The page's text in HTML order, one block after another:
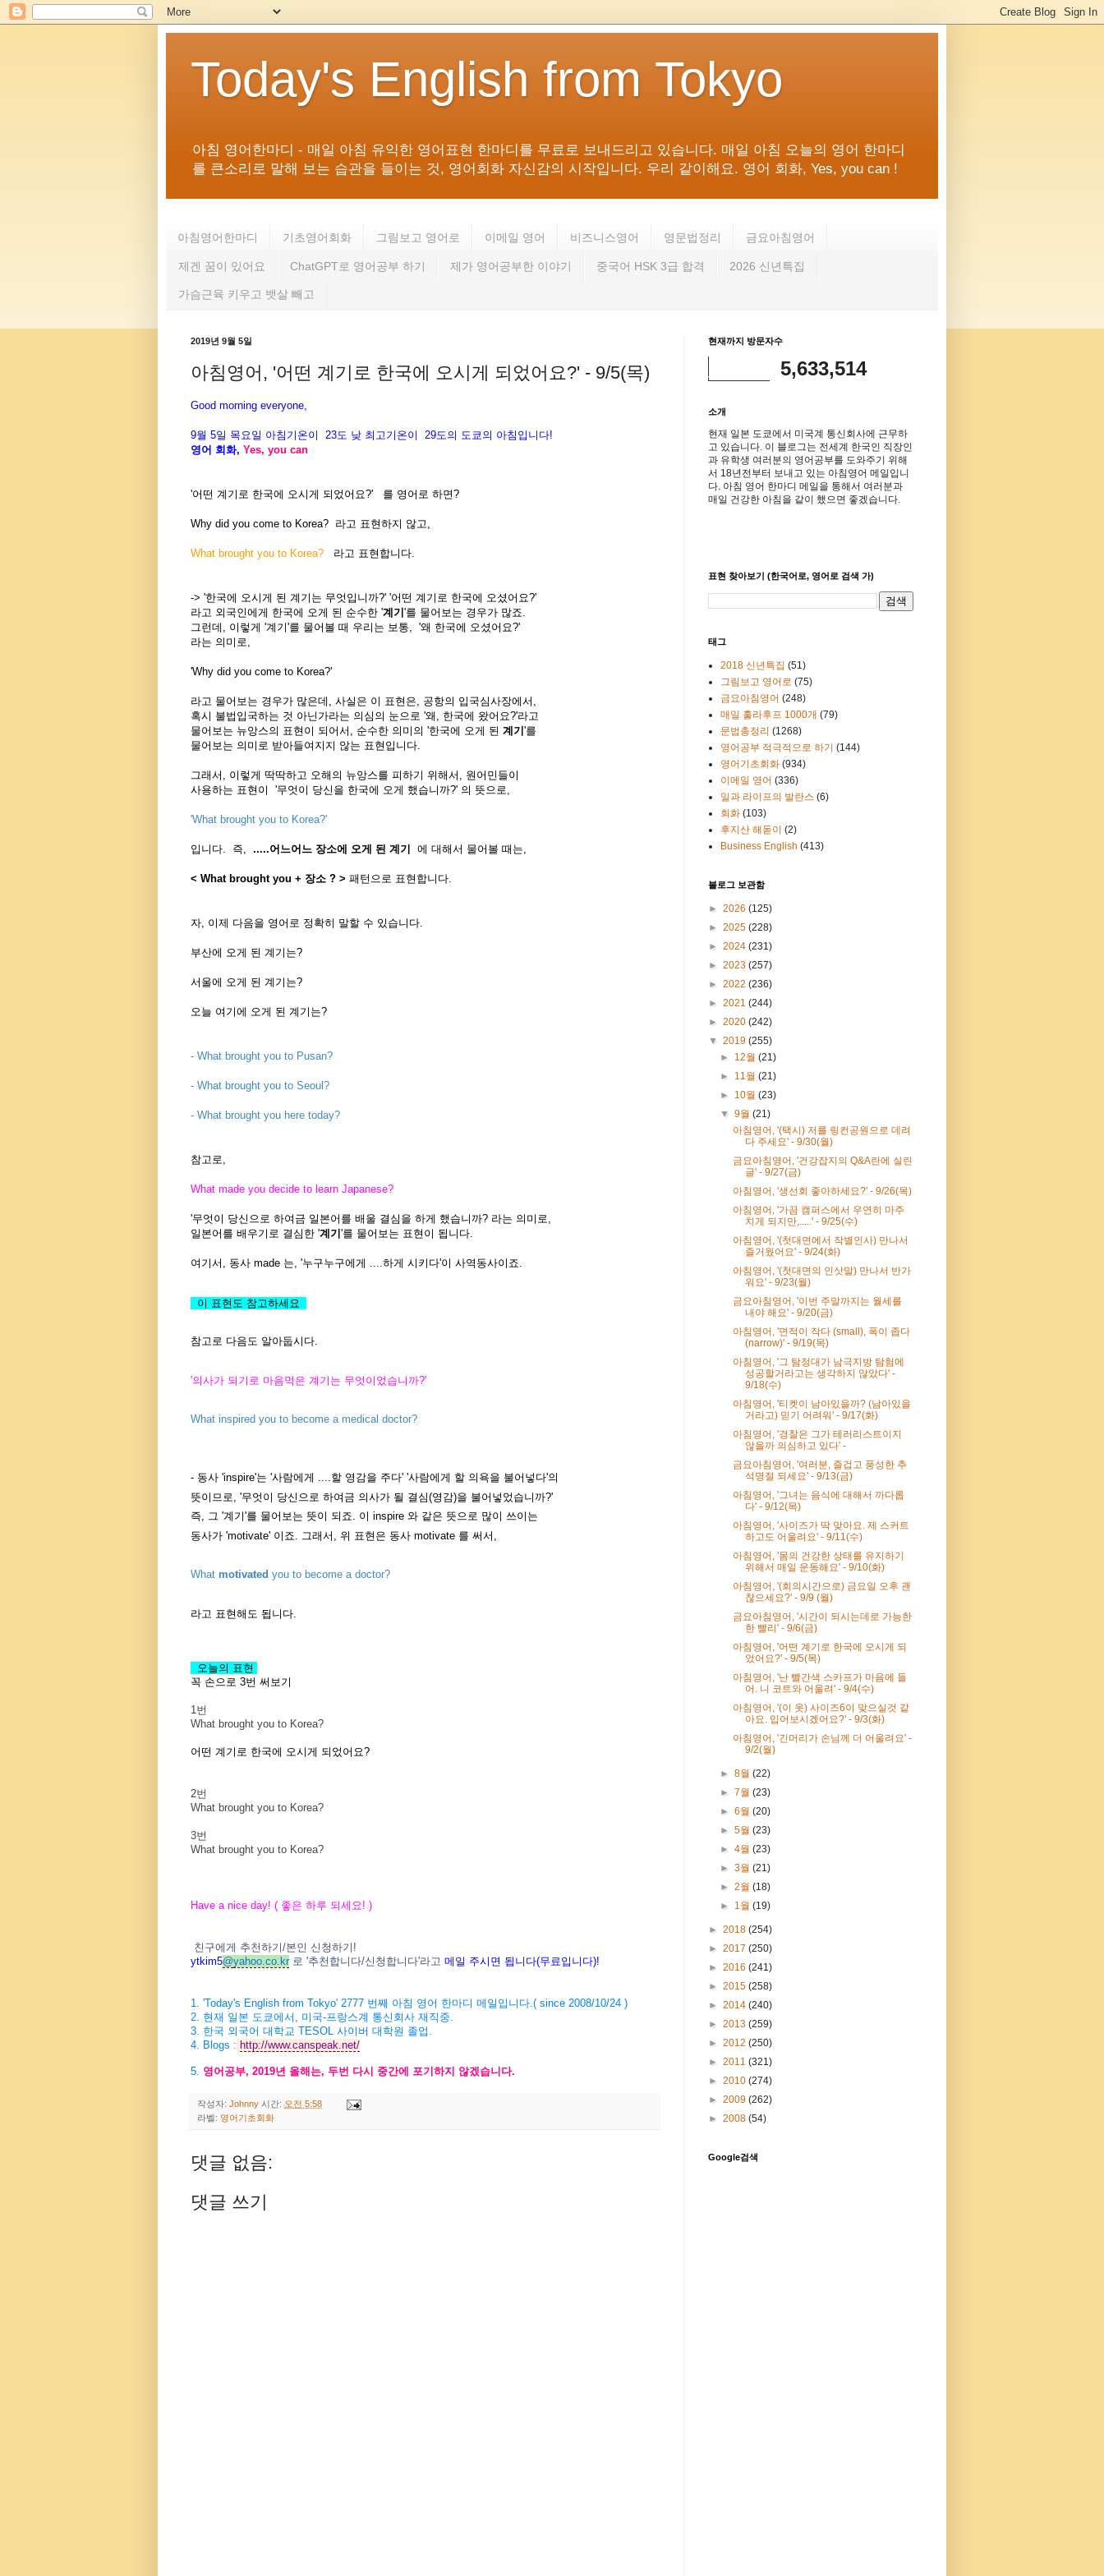
Today's English from Tokyo
아침 영어한마디 - 매일 아침 유익한 영어표현 한마디를 무료로 보내드리고 있습니다. 매일 아침 오늘의 영어 한마디
를 큰소리로 말해 보는 습관을 들이는 것, 영어회화 자신감의 시작입니다. 우리 같이해요. 영어 회화, Yes, you can !
아침영어한마디 기초영어회화 그림보고 영어로 이메일 영어 비즈니스영어 영문법정리 금요아침영어
제겐 꿈이 있어요 ChatGPT로 영어공부 하기 제가 영어공부한 이야기 중국어 HSK 3급 합격 2026 신년특집
가슴근육 키우고 뱃살 빼고
2019년 9월 5일
아침영어, '어떤 계기로 한국에 오시게 되었어요?' - 9/5(목)
Good morning everyone,
9월 5일 목요일 아침기온이 23도 낮 최고기온이 29도의 도쿄의 아침입니다!
영어 회화, Yes, you can
'어떤 계기로 한국에 오시게 되었어요?' 를 영어로 하면?
Why did you come to Korea? 라고 표현하지 않고,
What brought you to Korea? 라고 표현합니다.
-> '한국에 오시게 된 계기는 무엇입니까?' '어떤 계기로 한국에 오셨어요?'
라고 외국인에게 한국에 오게 된 순수한 '계기 '를 물어보는 경우가 많죠.
그런데, 이렇게 '계기'를 물어볼 때 우리는 보통, '왜 한국에 오셨어요?'
라는 의미로,
'Why did you come to Korea?'
라고 물어보는 경우가 많은데, 사실은 이 표현은, 공항의 입국심사장에서,
혹시 불법입국하는 것 아닌가라는 의심의 눈으로 '왜, 한국에 왔어요?'라고
물어보는 뉴앙스의 표현이 되어서, 순수한 의미의 '한국에 오게 된 계기 '를
물어보는 의미로 받아들여지지 않는 표현입니다.
그래서, 이렇게 딱딱하고 오해의 뉴앙스를 피하기 위해서, 원어민들이
사용하는 표현이 '무엇이 당신을 한국에 오게 했습니까?' 의 뜻으로,
'What brought you to Korea?'
입니다. 즉, .....어느어느 장소에 오게 된 계기 에 대해서 물어볼 때는,
< What brought you + 장소 ? > 패턴으로 표현합니다.
자, 이제 다음을 영어로 정확히 말할 수 있습니다.
부산에 오게 된 계기는?
서울에 오게 된 계기는?
오늘 여기에 오게 된 계기는?
- What brought you to Pusan?
- What brought you to Seoul?
- What brought you here today?
참고로,
What made you decide to learn Japanese?
'무엇이 당신으로 하여금 일본어를 배울 결심을 하게 했습니까? 라는 의미로,
일본어를 배우기로 결심한 '계기 '를 물어보는 표현이 됩니다.
여기서, 동사 made 는, '누구누구에게 ....하게 시키다'이 사역동사이죠.
이 표현도 참고하세요
참고로 다음도 알아둡시다.
'의사가 되기로 마음먹은 계기는 무엇이었습니까?'
What inspired you to become a medical doctor?
- 동사 'inspire'는 '사람에게 ....할 영감을 주다' '사람에게 할 의욕을 불어넣다'의
뜻이므로, '무엇이 당신으로 하여금 의사가 될 결심(영감)을 불어넣었습니까?'
즉, 그 '계기'를 물어보는 뜻이 되죠. 이 inspire 와 같은 뜻으로 많이 쓰이는
동사가 'motivate' 이죠. 그래서, 위 표현은 동사 motivate 를 써서,
What motivated you to become a doctor?
라고 표현해도 됩니다.
오늘의 표현
꼭 손으로 3번 써보기
1번
What brought you to Korea?
어떤 계기로 한국에 오시게 되었어요?
2번
What brought you to Korea?
3번
What brought you to Korea?
Have a nice day! ( 좋은 하루 되세요 ! )
친구에게 추천하기/본인 신청하기 !
ytkim5@yahoo.co.kr 로 '추천합니다/신청 합니다'라고 메일 주시면 됩니다(무료입니다)!
1. 'Today's English from Tokyo' 2777 번째 아침 영어 한마디 메일입니다 .( since 2008/10/24 )
2. 현재 일본 도쿄에서 미국-프랑스계 통신회사 재직중
3. 한국 외국어 대학교 TESOL 사이버 대학원 졸업
4.
Blogs : http://www.canspeak.net/
5. 영어공부, 2019년 올해는, 두번 다시 중간에 포기하지 않겠습니다.
작성자: Johnny 시간: 오전 5:58
라벨: 영어기초회화
댓글 없음:
댓글 쓰기
현재까지 방문자수
5,633,514
소개
현재 일본 도쿄에서 미국계 통신회사에 근무하
고 있습니다. 이 블로그는 전세계 한국인 직장인
과 유학생 여러분의 영어공부를 도와주기 위해
서 18년전부터 보내고 있는 아침영어 메일입니
다. 아침 영어 한마디 메일을 통해서 여러분과
매일 건강한 아침을 같이 했으면 좋겠습니다.
표현 찾아보기 (한국어로, 영어로 검색 가)
태그
2018 신년특집 (51)
그림보고 영어로 (75)
금요아침영어 (248)
매일 훌라후프 1000개 (79)
문법총정리 (1268)
영어공부 적극적으로 하기 (144)
영어기초회화 (934)
이메일 영어 (336)
일과 라이프의 발란스 (6)
회화 (103)
후지산 해돋이 (2)
Business English (413)
블로그 보관함
► 2026 (125)
► 2025 (228)
► 2024 (231)
► 2023 (257)
► 2022 (236)
► 2021 (244)
► 2020 (242)
▼ 2019 (255)
► 12월(21)
► 11월(21)
► 10월(23)
▼9월(21)
아침영어, '(택시) 저를 링컨공원으로 데려
다 주세요' - 9/30(월)
금요아침영어, '건강잡지의 Q&A란에 실린
글' - 9/27(금)
아침영어, '생선회 좋아하세요?' - 9/26(목)
아침영어, '가끔 캠퍼스에서 우연히 마주
치게 되지만,.....' - 9/25(수)
아침영어, '(첫대면에서 작별인사) 만나서
즐거웠어요' - 9/24(화)
아침영어, '(첫대면의 인삿말) 만나서 반가
워요' - 9/23(월)
금요아침영어, '이번 주말까지는 월세를
내야 해요' - 9/20(금)
아침영어, '면적이 작다 (small), 폭이 좁다
(narrow)' - 9/19(목)
아침영어, '그 탐정대가 남극지방 탐험에
성공할거라고는 생각하지 않았다' -
9/18(수)
아침영어, '티켓이 남아있을까? (남아있을
거라고) 믿기 어려워' - 9/17(화)
아침영어, '경찰은 그가 테러리스트이지
않을까 의심하고 있다' -
금요아침영어, '여러분, 즐겁고 풍성한 추
석명절 되세요' - 9/13(금)
아침영어, '그녀는 음식에 대해서 까다롭
다' - 9/12(목)
아침영어, '사이즈가 딱 맞아요. 제 스커트
하고도 어울려요' - 9/11(수)
아침영어, '몸의 건강한 상태를 유지하기
위해서 매일 운동해요' - 9/10(화)
아침영어, '(회의시간으로) 금요일 오후 괜
찮으세요?' - 9/9 (월)
금요아침영어, '시간이 되시는데로 가능한
한 빨리' - 9/6(금)
아침영어, '어떤 계기로 한국에 오시게 되
었어요?' - 9/5(목)
아침영어, '난 빨간색 스카프가 마음에 들
어. 니 코트와 어울려' - 9/4(수)
아침영어, '(이 옷) 사이즈6이 맞으실것 같
아요. 입어보시겠어요?' - 9/3(화)
아침영어, '긴머리가 손님께 더 어울려요' -
9/2(월)
►8월(22)
►7월(23)
►6월(20)
►5월(23)
►4월(23)
►3월(21)
►2월(18)
► 1월(19)
► 2018 (254)
► 2017 (250)
► 2016 (241)
► 2015 (258)
► 2014 (240)
► 2013 (259)
► 2012 (250)
► 2011 (321)
► 2010 (274)
► 2009 (262)
► 2008 (54)
Google검색